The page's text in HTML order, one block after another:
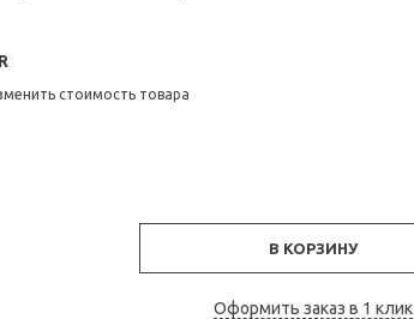
стоимость товара
В КОРЗИНУ
Оформить заказ в 1 клик